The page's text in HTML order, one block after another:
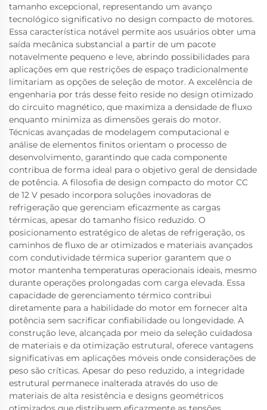
tamanho excepcional, representando um avanço
tecnológico significativo no design compacto de motores.
Essa característica notável permite aos usuários obter uma
saída mecânica substancial a partir de um pacote
notavelmente pequeno e leve, abrindo possibilidades para
aplicações em que restrições de espaço tradicionalmente
limitariam as opções de seleção de motor. A excelência de
engenharia por trás desse feito reside no design otimizado
do circuito magnético, que maximiza a densidade de fluxo
enquanto minimiza as dimensões gerais do motor.
Técnicas avançadas de modelagem computacional e
análise de elementos finitos orientam o processo de
desenvolvimento, garantindo que cada componente
contribua de forma ideal para o objetivo geral de densidade
de potência. A filosofia de design compacto do motor CC
de 12 V pesado incorpora soluções inovadoras de
refrigeração que gerenciam eficazmente as cargas
térmicas, apesar do tamanho físico reduzido. O
posicionamento estratégico de aletas de refrigeração, os
caminhos de fluxo de ar otimizados e materiais avançados
com condutividade térmica superior garantem que o
motor mantenha temperaturas operacionais ideais, mesmo
durante operações prolongadas com carga elevada. Essa
capacidade de gerenciamento térmico contribui
diretamente para a habilidade do motor em fornecer alta
potência sem sacrificar confiabilidade ou longevidade. A
construção leve, alcançada por meio da seleção cuidadosa
de materiais e da otimização estrutural, oferece vantagens
significativas em aplicações móveis onde considerações de
peso são críticas. Apesar do peso reduzido, a integridade
estrutural permanece inalterada através do uso de
materiais de alta resistência e designs geométricos